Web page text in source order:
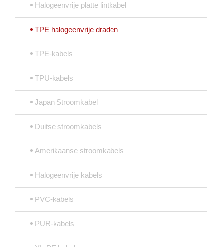
Halogeenvrije platte lintkabel
TPE halogeenvrije draden
TPE-kabels
TPU-kabels
Japan Stroomkabel
Duitse stroomkabels
Amerikaanse stroomkabels
Halogeenvrije kabels
PVC-kabels
PUR-kabels